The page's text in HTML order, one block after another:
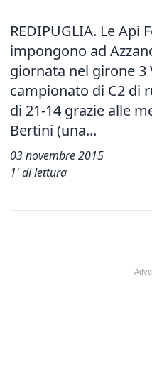
REDIPUGLIA. Le Api
impongono ad
giornata nel girone 3
campionato di C2 di
di 21-14 grazie alle
Bertini (una...
03 novembre 2015
1' di lettura